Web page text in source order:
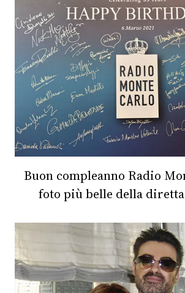
Buon compleanno Radio
foto più belle della